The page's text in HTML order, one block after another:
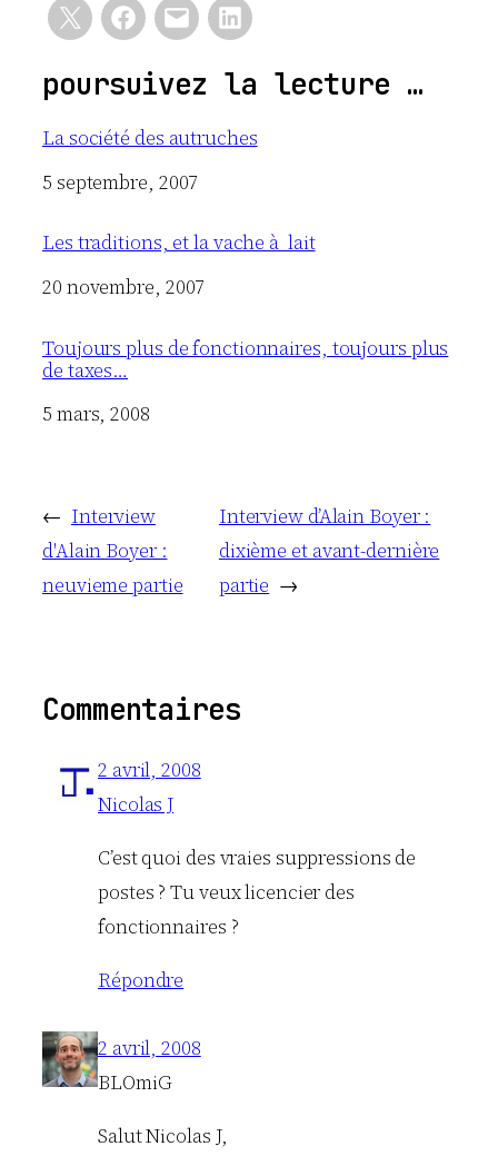
poursuivez la lecture …
La société des autruches
Date
5 septembre, 2007
Les traditions, et la vache à lait
Date
20 novembre, 2007
Toujours plus de fonctionnaires, toujours plus
de taxes…
Date
5 mars, 2008
← Interview
d'Alain Boyer :
neuvieme partie
Interview d’Alain Boyer :
dixième et avant-dernière
partie →
Commentaires
2 avril, 2008
Nicolas J
C’est quoi des vraies suppressions de
postes ? Tu veux licencier des
fonctionnaires ?
Répondre
2 avril, 2008
BLOmiG
Salut Nicolas J,